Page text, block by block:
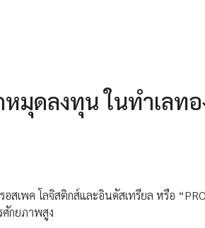
หมุดลงทุน ในทำเลท
เพค โลจิสติกส์และอินดัสเทรียล หรือ
ศักยภาพสูง